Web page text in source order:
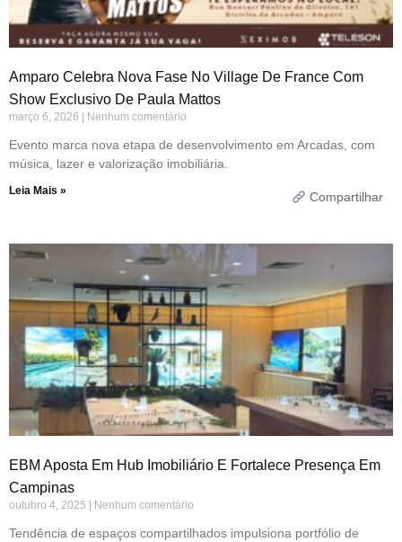
Amparo Celebra Nova Fase No Village De France Com
Show Exclusivo De Paula Mattos
março 6, 2026 Nenhum comentário
Evento marca nova etapa de desenvolvimento em Arcadas, com
música, lazer e valorização imobiliária.
Leia Mais » Compartilhar
EBM Aposta Em Hub Imobiliário E Fortalece Presença Em
Campinas
outubro 4, 2025 Nenhum comentário
Tendência de espaços compartilhados impulsiona portfólio de